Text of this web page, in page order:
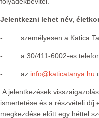
Jelentkezni lehet név,
- személyesen a Katica
- a 30/411-6002-es
- az info@katicatanya.hu
A jelentkezések
ismertetése és a részvételi díj
megkezdése előtt egy héttel